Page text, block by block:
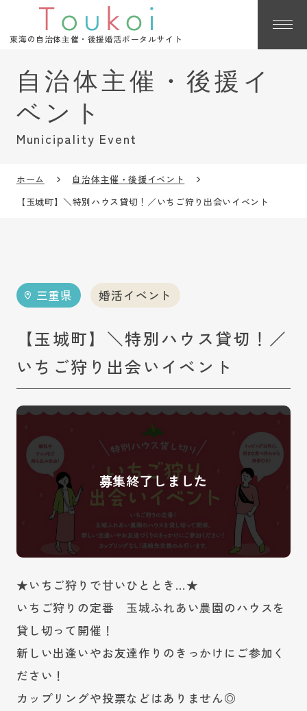
東海の自治体主催・後援婚活ポータルサイト
Municipality Event
ホーム
自治体主催・後援イベント
【玉城町】＼特別ハウス貸切！／いちご狩り出会いイベント
三重県 婚活イベント
【玉城町】＼特別ハウス貸切！／
いちご狩り出会いイベント
★いちご狩りで甘いひととき…★
いちご狩りの定番 玉城ふれあい農園のハウスを
貸し切って開催！
新しい出逢いやお友達作りのきっかけにご参加く
ださい！
カップリングや投票などはありません◎